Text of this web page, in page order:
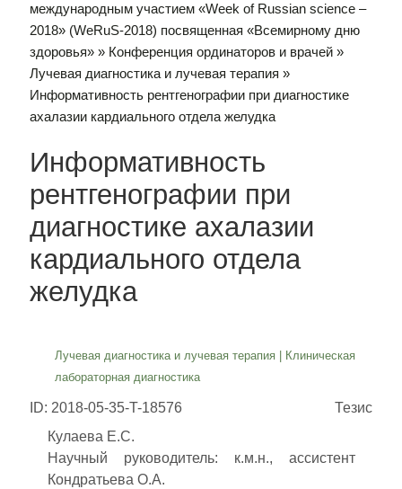
международным участием «Week of Russian science –
2018» (WeRuS-2018) посвященная «Всемирному дню
здоровья» » Конференция ординаторов и врачей »
Лучевая диагностика и лучевая терапия »
Информативность рентгенографии при диагностике
ахалазии кардиального отдела желудка
Информативность
рентгенографии при
диагностике ахалазии
кардиального отдела
желудка
Лучевая диагностика и лучевая терапия
Клиническая
лабораторная диагностика
ID: 2018-05-35-T-18576
Тезис
Кулаева Е.С.
Научный руководитель: к.м.н., ассистент
Кондратьева О.А.